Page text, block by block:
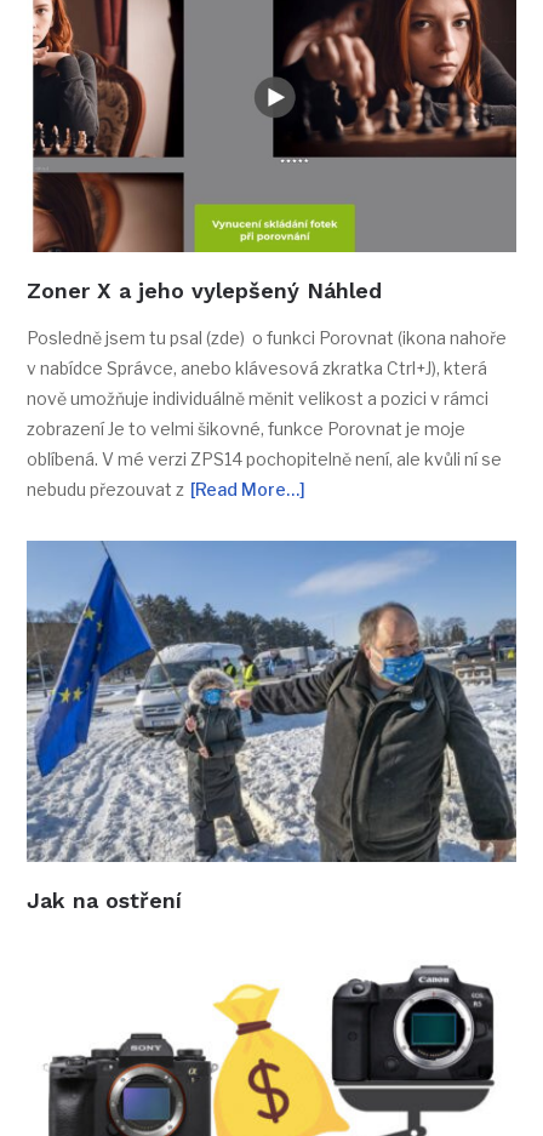
Zoner X a jeho vylepšený Náhled
Posledně jsem tu psal (zde) o funkci Porovnat (ikona nahoře
v nabídce Správce, anebo klávesová zkratka Ctrl+J), která
nově umožňuje individuálně měnit velikost a pozici v rámci
zobrazení Je to velmi šikovné, funkce Porovnat je moje
oblíbená. V mé verzi ZPS14 pochopitelně není, ale kvůli ní se
nebudu přezouvat z [Read More…]
Jak na ostření